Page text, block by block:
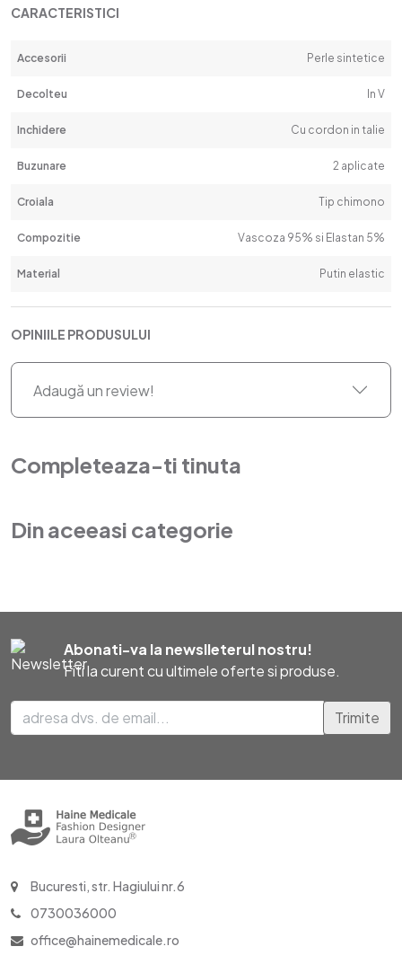
CARACTERISTICI
Accesorii Perle sintetice
Decolteu In V
Inchidere Cu cordon in talie
Buzunare 2 aplicate
Croiala Tip chimono
Compozitie Vascoza 95% si Elastan 5%
Material Putin elastic
OPINIILE PRODUSULUI
Adaugă un review!
Completeaza-ti tinuta
Din aceeasi categorie
Abonati-va la newslleterul nostru!
Fiti la curent cu ultimele oferte si produse.
Trimite
Bucuresti, str. Hagiului nr.6
0730036000
office@hainemedicale.ro